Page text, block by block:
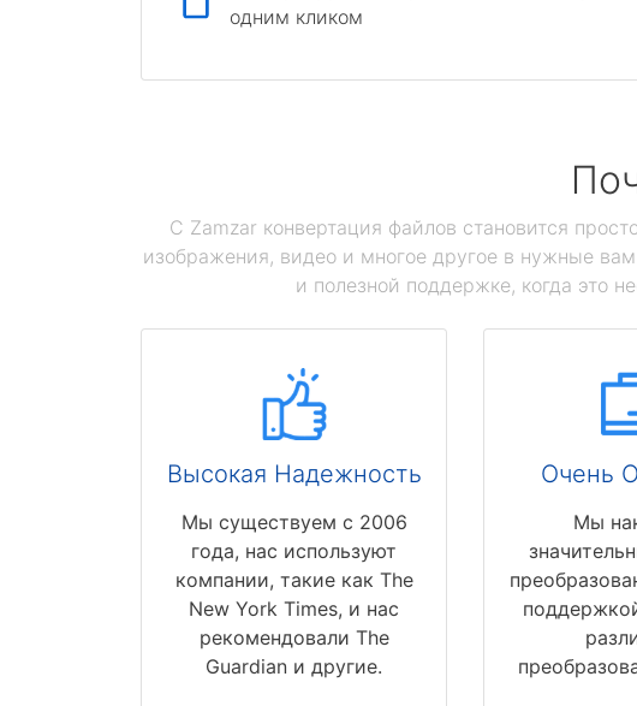
одним кликом
С Zamzar конвертация файлов становится
изображения, видео и многое другое в нужные
и полезной поддержке, когда это
Высокая Надежность
Мы существуем с 2006
года, нас используют
компании, такие как The
New York Times, и нас
рекомендовали The
Guardian и другие.
Очень
Мы